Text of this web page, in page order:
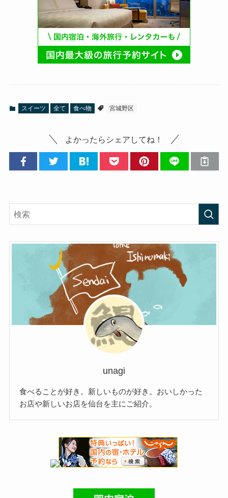
スイーツ 全て 食べ物 宮城野区
よかったらシェアしてね！
unagi
食べることが好き。新しいものが好き。おいしかった
お店や新しいお店を仙台を主にご紹介。